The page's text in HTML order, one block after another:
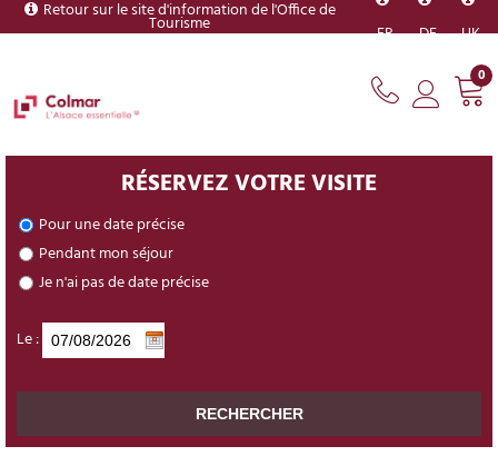
Retour sur le site d'information de l'Office de
Tourisme FR DE UK
0
RÉSERVEZ VOTRE VISITE
Pour une date précise
Pendant mon séjour
Je n'ai pas de date précise
Le :